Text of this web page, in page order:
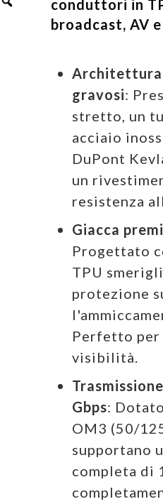
conduttori in
broadcast, AV
Architettura
gravosi:
stretto, un
acciaio
DuPont
un
resistenza
Giacca
Progettato
TPU
protezione
Perfetto per
visibilità.
Gbps:
OM3 (50/
supportano
completa di